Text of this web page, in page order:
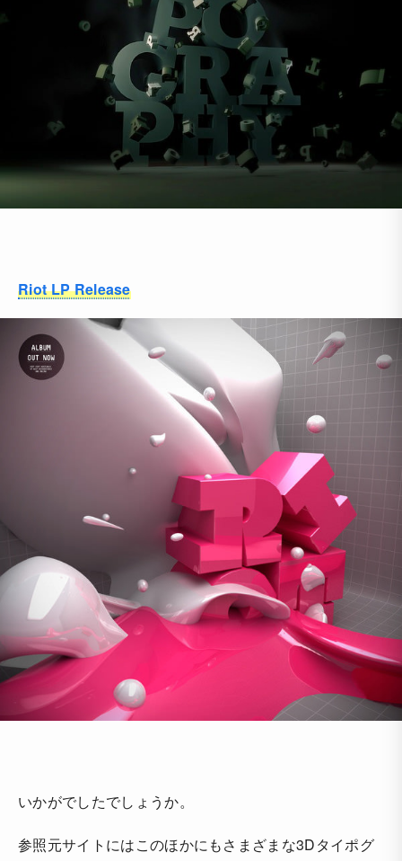
Riot LP Release
いかがでしたでしょうか。
参照元サイトにはこのほかにもさまざまな3Dタイポグ